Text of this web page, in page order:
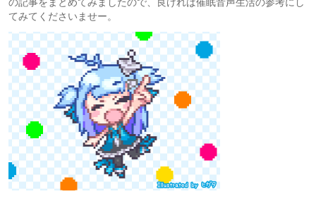
てみてくださいませー。